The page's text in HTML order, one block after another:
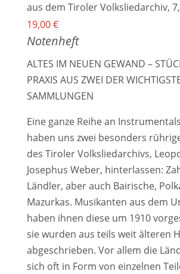
aus dem Tiroler Volksliedarchiv, 7,
19,00€
Notenheft
ALTES IM NEUEN GEWAND –
PRAXIS AUS ZWEI DER
SAMMLUNGEN
Eine ganze Reihe an
haben uns zwei besonders
des Tiroler Volksliedarchivs,
Josephus Weber, hinterlassen:
Ländler, aber auch Bairische,
Mazurkas. Musikanten aus dem
haben ihnen diese um 1910
sie wurden aus teils weit älteren
abgeschrieben. Vor allem die
sich oft in Form von einzelnen